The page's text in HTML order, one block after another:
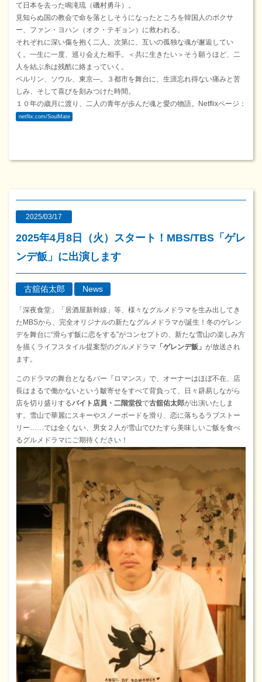
て日本を去った鳴滝琉（磯村勇斗）。
見知らぬ国の教会で命を落としそうになったところを韓国人のボクサ
ー、ファン・ヨハン（オク・テギョン）に救われる。
それぞれに深い傷を抱く二人。次第に、互いの孤独な魂が邂逅してい
く。一生に一度、巡り会えた相手。＜共に生きたい＞そう願うほど、二
人を結ぶ糸は残酷に絡まっていく。
ベルリン、ソウル、東京―。３都市を舞台に、生涯忘れ得ない痛みと苦
しみ、そして喜びを刻みつけた時間。
１０年の歳月に渡り、二人の青年が歩んだ魂と愛の物語。Netflixページ：
netflix.com/SoulMate
2025/03/17
2025年4月8日（火）スタート！MBS/TBS「ゲレ
ンデ飯」に出演します
古舘佑太郎 News
「深夜食堂」「居酒屋新幹線」等、様々なグルメドラマを生み出してき
たMBSから、完全オリジナルの新たなグルメドラマが誕生！冬のゲレン
デを舞台に“滑らず飯に恋をする”がコンセプトの、新たな雪山の楽しみ方
を描くライフスタイル提案型のグルメドラマ 「ゲレンデ飯」 が放送され
ます。
このドラマの舞台となるバー『ロマンス』で、オーナーはほぼ不在、店
長はまるで働かないという皺寄せをすべて背負って、日々辟易しながら
店を切り盛りするバイト店員・二階堂役で古舘佑太郎が出演いたしま
す。雪山で華麗にスキーやスノーボードを滑り、恋に落ちるラブストー
リー……では全くない、男女２人が雪山でひたすら美味しいご飯を食べ
るグルメドラマにご期待ください！